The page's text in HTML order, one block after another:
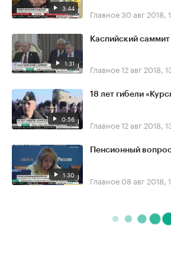
3:44 Главное30 авг 2018,
1:31
Каспийский саммит
Главное12 авг 2018,
0:56
18 лет гибели
Главное12 авг 2018,
1:30
Пенсионный
Главное 08 авг 2018,